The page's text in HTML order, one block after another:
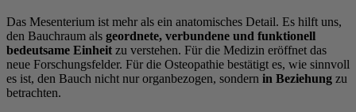
Das Mesenterium ist mehr als ein anatomisches Detail. Es hilft uns,
den Bauchraum als geordnete, verbundene und funktionell
bedeutsame Einheit zu verstehen. Für die Medizin eröffnet das
neue Forschungsfelder. Für die Osteopathie bestätigt es, wie sinnvoll
es ist, den Bauch nicht nur organbezogen, sondern in Beziehung zu
betrachten.